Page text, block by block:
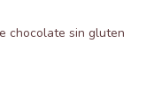
chocolate sin gluten